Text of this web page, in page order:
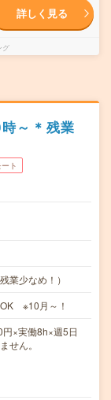
詳しく見る
グ
～＊残業
ト
業少なめ！）
※10月～！
×実働8h×週5日
せん。